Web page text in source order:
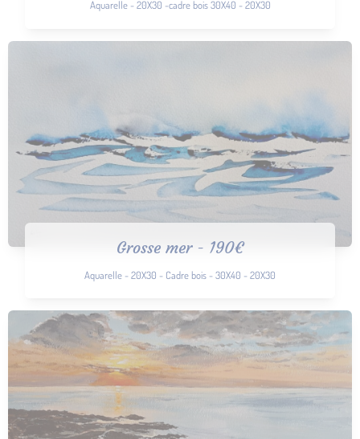
Aquarelle - 20X30 -cadre bois 30X40 - 20X30
Grosse mer - 190€
Aquarelle - 20X30 - Cadre bois - 30X40 - 20X30